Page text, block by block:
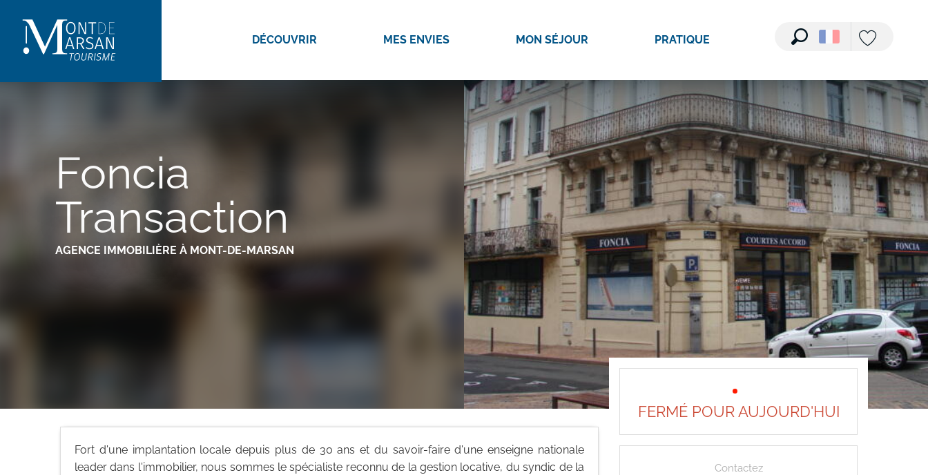
contenu
principal
Recherche
DÉCOUVRIR MES ENVIES MON SÉJOUR PRATIQUE
Foncia
Transaction
AGENCE IMMOBILIÈRE À MONT-DE-MARSAN
Fort d'une implantation locale depuis plus de 30 ans et du savoir-faire d'une enseigne nationale
leader dans l'immobilier, nous sommes le spécialiste reconnu de la gestion locative, du syndic de la
FERMÉ POUR AUJOURD'HUI
Contactez